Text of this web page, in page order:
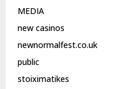
MEDIA
new casinos
newnormalfest.co.uk
public
stoiximatikes